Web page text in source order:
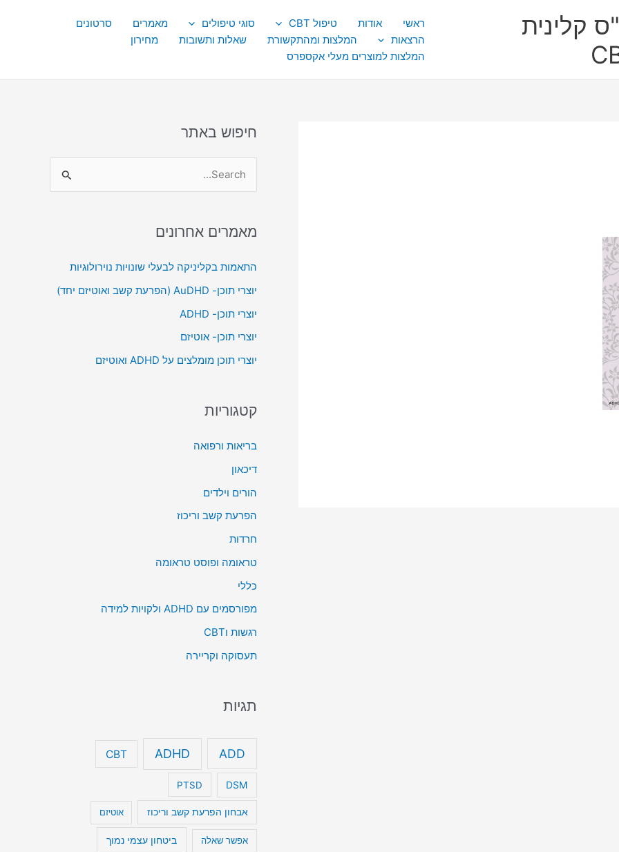
קלינית
ראשי אודות טיפול CBT סוגי טיפולים מאמרים
סרטונים
הרצאות
המלצות ומהתקשורת שאלות ותשובות
מחירון
המלצות למוצרים מעלי אקספרס
חיפוש באתר
r
o
:
מאמרים אחרונים
התאמות בקליניקה לבעלי שונויות נוירולוגיות
יוצרי תוכן- AuDHD (הפרעת קשב ואוטיזם יחד)
יוצרי תוכן- ADHD
יוצרי תוכן- אוטיזם
יוצרי תוכן מומלצים על ADHD ואוטיזם
קטגוריות
בריאות ורפואה
דיכאון
הורים וילדים
הפרעת קשב וריכוז
חרדות
טראומה ופוסט טראומה
כללי
מפורסמים עם ADHD ולקויות למידה
רגשות וCBT
תעסוקה וקריירה
תגיות
ADD
ADHD
CBT
DSM
PTSD
אבחון הפרעת קשב וריכוז אוטיזם
אפשר שאלה ביטחון עצמי נמוך